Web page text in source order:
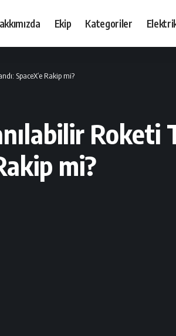
Ekip Kategoriler
SpaceX’e Rakip mi?
Roketi
mi?